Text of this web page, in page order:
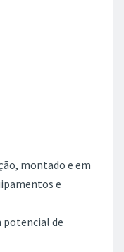
montado e em
e
potencial de